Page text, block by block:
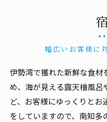
幅広いお客様に
伊勢湾で獲れた新鮮な食材
め、海が見える露天檜風
ど、お客様にゆっくりと
をしていますので、南知多